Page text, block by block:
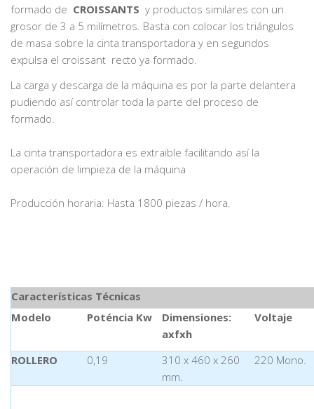
formado de CROISSANTS y productos similares con un
grosor de 3 a 5 milímetros. Basta con colocar los triángulos
de masa sobre la cinta transportadora y en segundos
expulsa el croissant recto ya formado.
La carga y descarga de la máquina es por la parte delantera
pudiendo así controlar toda la parte del proceso de
formado.
La cinta transportadora es extraible facilitando así la
operación de limpieza de la máquina
Producción horaria: Hasta 1800 piezas / hora.
Características Técnicas
Modelo
Poténcia Kw
Dimensiones:
axfxh
Voltaje
ROLLERO 0,19
310 x 460 x 260
mm.
220 Mono.